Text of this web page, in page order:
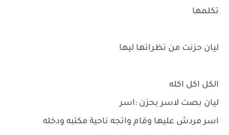
تكلمها
ليان حزنت من نظراتها ليها
الكل اكل اكله
ليان بصت لاسر بحزن :اسر
اسر مردش عليها وقام واتجه ناحية مكتبه ودخله